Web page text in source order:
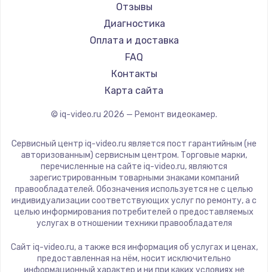
Отзывы
Диагностика
Оплата и доставка
FAQ
Контакты
Карта сайта
© iq-video.ru 2026 — Ремонт видеокамер.
Сервисный центр iq-video.ru является пост гарантийным (не
авторизованным) сервисным центром. Торговые марки,
перечисленные на сайте iq-video.ru, являются
зарегистрированным товарными знаками компаний
правообладателей. Обозначения используется не с целью
индивидуализации соответствующих услуг по ремонту, а с
целью информирования потребителей о предоставляемых
услугах в отношении техники правообладателя
Сайт iq-video.ru, а также вся информация об услугах и ценах,
предоставленная на нём, носит исключительно
информационный характер и ни при каких условиях не